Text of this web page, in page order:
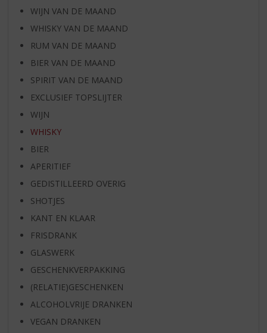
WIJN VAN DE MAAND
WHISKY VAN DE MAAND
RUM VAN DE MAAND
BIER VAN DE MAAND
SPIRIT VAN DE MAAND
EXCLUSIEF TOPSLIJTER
WIJN
WHISKY
BIER
APERITIEF
GEDISTILLEERD OVERIG
SHOTJES
KANT EN KLAAR
FRISDRANK
GLASWERK
GESCHENKVERPAKKING
(RELATIE)GESCHENKEN
ALCOHOLVRIJE DRANKEN
VEGAN DRANKEN